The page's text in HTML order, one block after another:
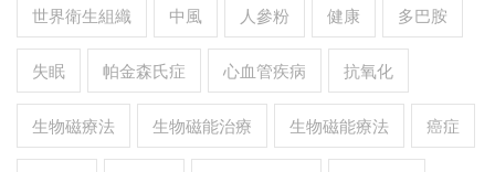
世界衛生組織 中風 人參粉 健康 多巴胺
失眠 帕金森氏症 心血管疾病 抗氧化
生物磁療法 生物磁能治療 生物磁能療法 癌症